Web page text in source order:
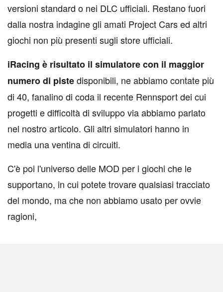
versioni standard o nei DLC ufficiali. Restano fuori
dalla nostra indagine gli amati Project Cars ed altri
giochi non più presenti sugli store ufficiali.
iRacing è risultato il simulatore con il maggior
numero di pistedisponibili, ne abbiamo contate più
di 40, fanalino di coda il recente Rennsport dei cui
progetti e difficoltà di sviluppo via abbiamo parlato
nel nostro articolo. Gli altri simulatori hanno in
media una ventina di circuiti.
C'è poi l'universo delle MOD per i giochi che le
supportano, in cui potete trovare qualsiasi tracciato
del mondo, ma che non abbiamo usato per ovvie
ragioni,